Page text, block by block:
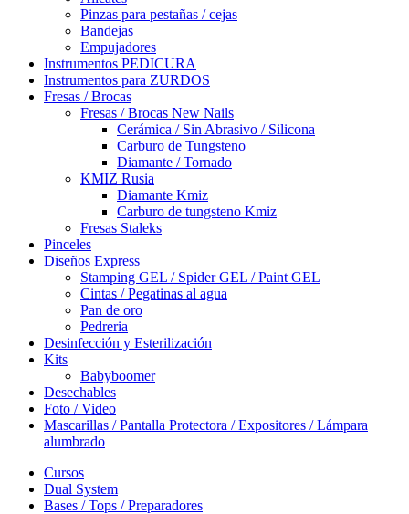
Pinzas para pestañas / cejas
Bandejas
Empujadores
Instrumentos PEDICURA
Instrumentos para ZURDOS
Fresas / Brocas
Fresas / Brocas New Nails
Cerámica / Sin Abrasivo / Silicona
Carburo de Tungsteno
Diamante / Tornado
KMIZ Rusia
Diamante Kmiz
Carburo de tungsteno Kmiz
Fresas Staleks
Pinceles
Diseños Express
Stamping GEL / Spider GEL / Paint GEL
Cintas / Pegatinas al agua
Pan de oro
Pedreria
Desinfección y Esterilización
Kits
Babyboomer
Desechables
Foto / Video
Mascarillas / Pantalla Protectora / Expositores / Lámpara
alumbrado
Cursos
Dual System
Bases / Tops / Preparadores